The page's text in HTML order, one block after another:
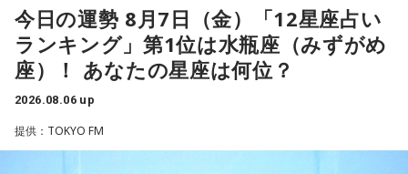
民党県連会長にもなれた。ドンは保守分裂の中で育つんです
ね」
放送ではさらにドンの実態についての解説が続いた。
た。思いを伝えようとしたものの、感激のあまり「文法はめ
ちゃくちゃだし、早口で喋ったもんだから、ただただ引きつ
らせてしまいました」と当時を振り返り、苦笑いを見せまし
た。
ゴリさんは、1972年沖縄県那覇市生まれ。沖縄の本土復帰か
らわずか1週間後に生まれた“復帰っ子”です。1995年に中学時
代の同級生・川田広樹さんとガレッジセールを結成し、バラ
エティ番組などで人気を集めました。2006年からは映画監督
としても活動。2019年公開の映画「洗骨」はモスクワ国際映
督協会新人賞を受賞しました。また、「おきなわ新喜劇」の
旗揚げやYouTube「ゴリ★オキナワ」などを通じて、故郷・
今日の運勢 8月7日（金）「12星座占い
ランキング」第1位は水瓶座（みずがめ
座）！ あなたの星座は何位？
2026.08.06 up
提供：TOKYO FM